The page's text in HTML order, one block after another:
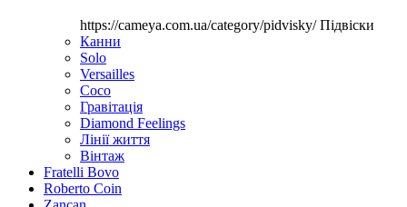
https://cameya.com.ua/category/pidvisky/Підвіски
Канни
Solo
Versailles
Coco
Гравітація
Diamond Feelings
Лінії життя
Вінтаж
Fratelli Bovo
Roberto Coin